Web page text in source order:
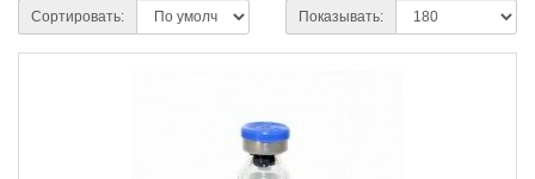
усиление аппетита, что позволяет с большей легкостью в наборе массы.
Перечислим основные эффекты:
улучшение защитных функций организма;
улучшение в наборе массы тела;
улучшение состояния кожи;
Сортировать: Показывать: